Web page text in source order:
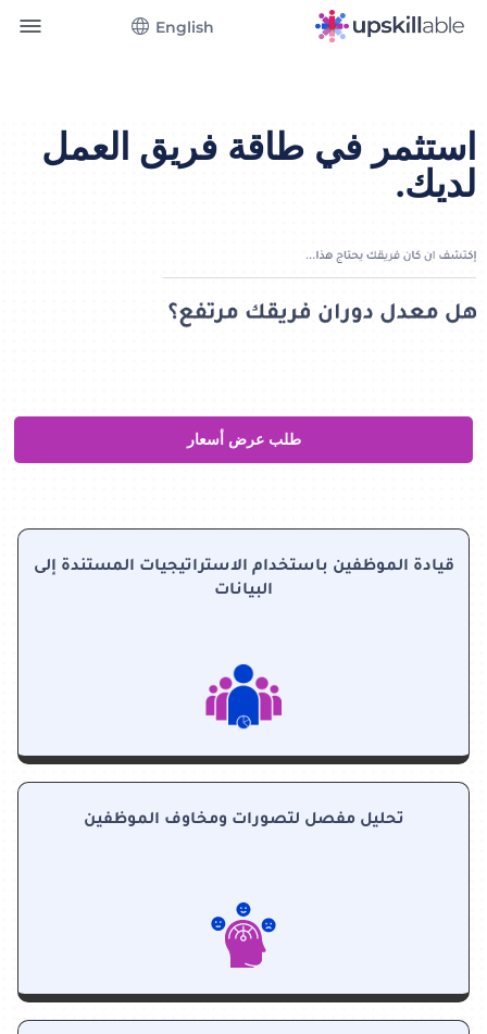
English
استثمر في طاقة فريق العمل
لديك.
طلب عرض أسعار
قيادة الموظفين باستخدام الاستراتيجيات المستندة إلى
البيانات
تحليل مفصل لتصورات ومخاوف الموظفين